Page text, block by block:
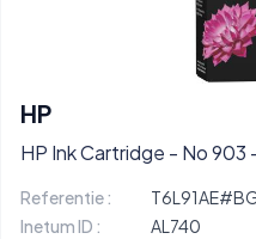
HP
HP Ink Cartridge - No 903
Referentie :
Inetum ID :
AL740